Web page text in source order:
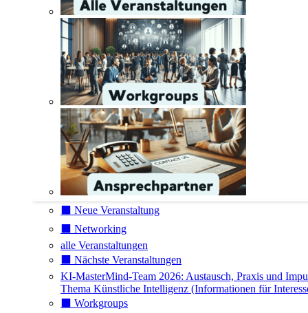
⬛️ Neue Veranstaltung
⬛️ Networking
alle Veranstaltungen
⬛️ Nächste Veranstaltungen
KI-MasterMind-Team 2026: Austausch, Praxis und
Thema Künstliche Intelligenz (Informationen für
⬛️ Workgroups